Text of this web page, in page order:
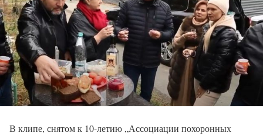
В клипе, снятом к 10-летию „Ассоциации похоронных